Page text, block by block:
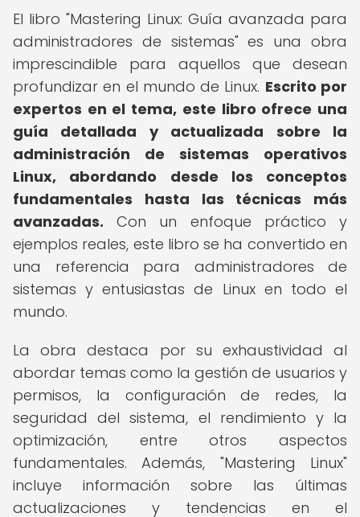
El libro "Mastering Linux: Guía avanzada para
administradores de sistemas" es una obra
imprescindible para aquellos que desean
profundizar en el mundo de Linux. Escrito por
expertos en el tema, este libro ofrece una
guía detallada y actualizada sobre la
administración de sistemas operativos
Linux, abordando desde los conceptos
fundamentales hasta las técnicas más
avanzadas. Con un enfoque práctico y
ejemplos reales, este libro se ha convertido en
una referencia para administradores de
sistemas y entusiastas de Linux en todo el
mundo.
La obra destaca por su exhaustividad al
abordar temas como la gestión de usuarios y
permisos, la configuración de redes, la
seguridad del sistema, el rendimiento y la
optimización, entre otros aspectos
fundamentales. Además, "Mastering Linux"
incluye información sobre las últimas
actualizaciones y tendencias en el